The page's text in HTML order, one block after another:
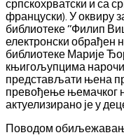
српскохрватски и са
француски). У оквиру
библиотеке ’’Филип
електронски обрађен
библиотеке Марије
књигољупцима
представљати њена
превођење њемачког
актуелизирано је у
Поводом